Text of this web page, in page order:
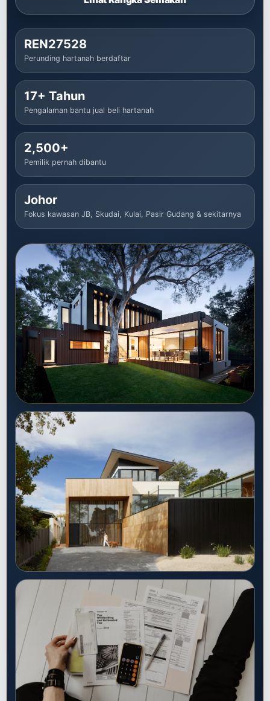
REN27528
Perunding hartanah berdaftar
17+ Tahun
Pengalaman bantu jual beli hartanah
2,500+
Pemilik pernah dibantu
Johor
Fokus kawasan JB, Skudai, Kulai, Pasir Gudang & sekitarnya